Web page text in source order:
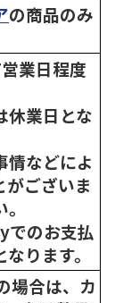
の商品のみ
業日程度
業日とな
などによ
がございま
でのお支払
ります。
場合は、カ